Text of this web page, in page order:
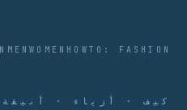
HOWTO: FASHION
WOMEN
MEN
كيف · أزياء ·